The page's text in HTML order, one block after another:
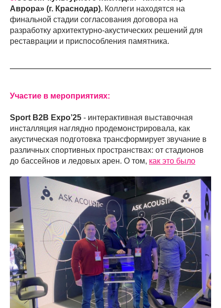
Аврора» (г. Краснодар). Коллеги находятся на
финальной стадии согласования договора на
разработку архитектурно-акустических решений для
реставрации и приспособления памятника.
Участие в мероприятиях:
Sport B2B Expo’25 - интерактивная выставочная
инсталляция наглядно продемонстрировала, как
акустическая подготовка трансформирует звучание в
различных спортивных пространствах: от стадионов
до бассейнов и ледовых арен. О том, как это было